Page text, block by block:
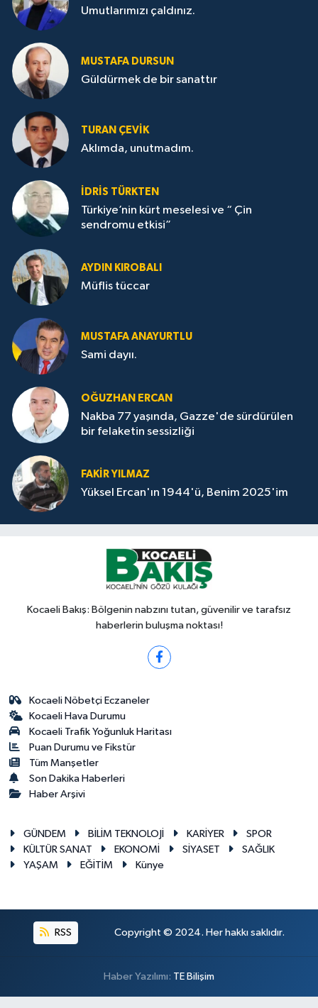
Umutlarımızı çaldınız.
MUSTAFA DURSUN
Güldürmek de bir sanattır
TURAN ÇEVİK
Aklımda, unutmadım.
İDRİS TÜRKTEN
Türkiye’nin kürt meselesi ve “ Çin
sendromu etkisi”
AYDIN KIROBALI
Müflis tüccar
MUSTAFA ANAYURTLU
Sami dayıı.
OĞUZHAN ERCAN
Nakba 77 yaşında, Gazze'de sürdürülen
bir felaketin sessizliği
FAKİR YILMAZ
Yüksel Ercan'ın 1944'ü, Benim 2025'im
Kocaeli Bakış: Bölgenin nabzını tutan, güvenilir ve tarafsız
haberlerin buluşma noktası!
Kocaeli Nöbetçi Eczaneler
Kocaeli Hava Durumu
Kocaeli Trafik Yoğunluk Haritası
Puan Durumu ve Fikstür
Tüm Manşetler
Son Dakika Haberleri
Haber Arşivi
GÜNDEM BİLİM TEKNOLOJİ KARİYER
SPOR
KÜLTÜR SANAT
EKONOMİ SİYASET
SAĞLIK
YAŞAM
EĞİTİM Künye
RSS Copyright © 2024. Her hakkı saklıdır.
Haber Yazılımı: TE Bilişim